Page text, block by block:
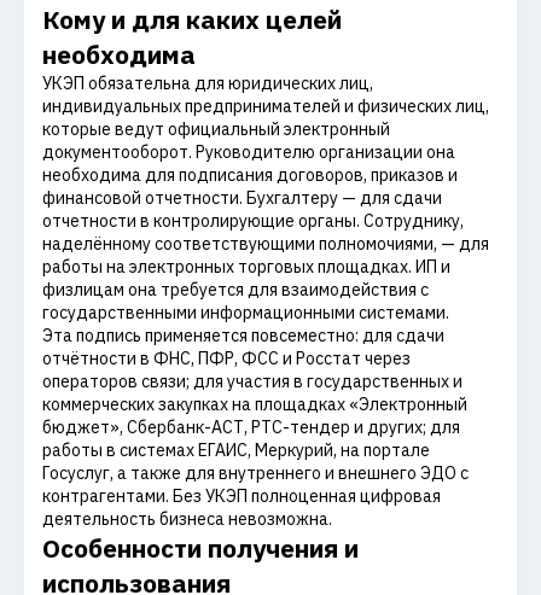
Кому и для каких целей
необходима
УКЭП обязательна для юридических лиц,
индивидуальных предпринимателей и физических лиц,
которые ведут официальный электронный
документооборот. Руководителю организации она
необходима для подписания договоров, приказов и
финансовой отчетности. Бухгалтеру — для сдачи
отчетности в контролирующие органы. Сотруднику,
наделённому соответствующими полномочиями, — для
работы на электронных торговых площадках. ИП и
физлицам она требуется для взаимодействия с
государственными информационными системами.
Эта подпись применяется повсеместно: для сдачи
отчётности в ФНС, ПФР, ФСС и Росстат через
операторов связи; для участия в государственных и
коммерческих закупках на площадках «Электронный
бюджет», Сбербанк-АСТ, РТС-тендер и других; для
работы в системах ЕГАИС, Меркурий, на портале
Госуслуг, а также для внутреннего и внешнего ЭДО с
контрагентами. Без УКЭП полноценная цифровая
деятельность бизнеса невозможна.
Особенности получения и
использования